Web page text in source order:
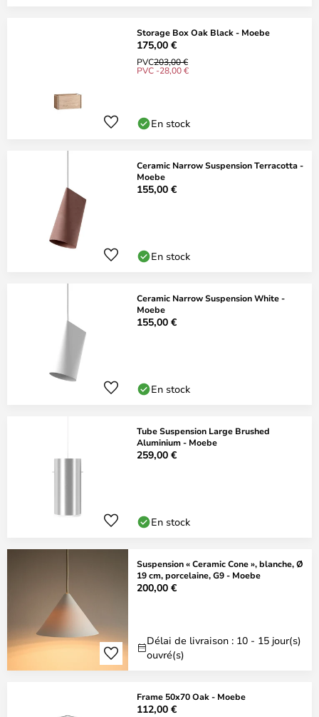
Storage Box Oak Black - Moebe
175,00 €
PVC203,00 €
PVC -28,00 €
En stock
Ceramic Narrow Suspension Terracotta -
Moebe
155,00 €
En stock
Ceramic Narrow Suspension White -
Moebe
155,00 €
En stock
Tube Suspension Large Brushed
Aluminium - Moebe
259,00 €
En stock
Suspension « Ceramic Cone », blanche, Ø
19 cm, porcelaine, G9 - Moebe
200,00 €
Délai de livraison : 10 - 15 jour(s)
ouvré(s)
Frame 50x70 Oak - Moebe
112,00 €